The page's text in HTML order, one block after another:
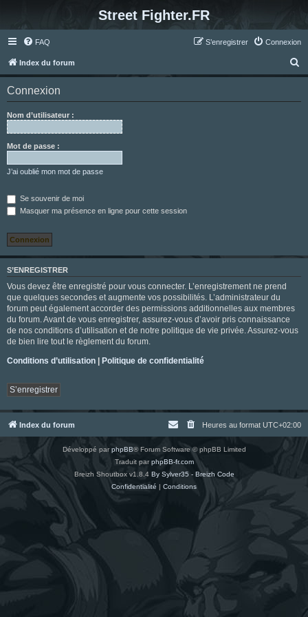
Street Fighter.FR
FAQ Connexion
S’enregistrer
Index du forum
e
Connexion
Nom d’utilisateur :
Mot de passe :
J’ai oublié mon mot de passe
Se souvenir de moi
Masquer ma présence en ligne pour cette session
S’ENREGISTRER
Vous devez être enregistré pour vous connecter. L’enregistrement ne prend
que quelques secondes et augmente vos possibilités. L’administrateur du
forum peut également accorder des permissions additionnelles aux membres
du forum. Avant de vous enregistrer, assurez-vous d’avoir pris connaissance
de nos conditions d’utilisation et de notre politique de vie privée. Assurez-vous
de bien lire tout le règlement du forum.
Conditions d’utilisation | Politique de confidentialité
S’enregistrer
Index du forum Heures au format UTC+02:00
Développé parphpBB® Forum Software © phpBB Limited
Traduit parphpBB-fr.com
Breizh Shoutbox v1.8.4 By Sylver35 - Breizh Code
Confidentialité | Conditions